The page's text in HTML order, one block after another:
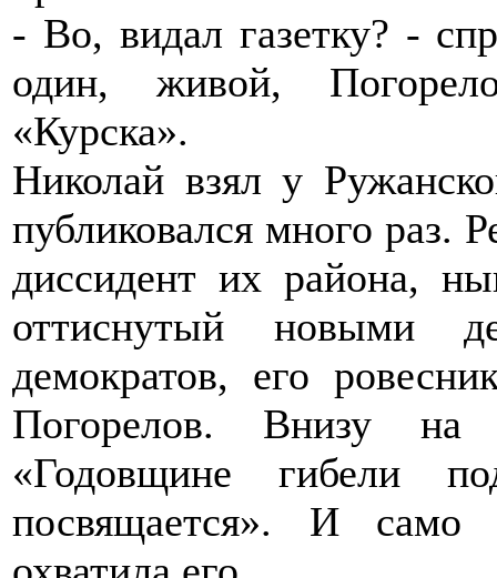
- Во, видал газетку? -
один, живой,
«Курска».
Николай взял у
публиковался много раз.
диссидент их района,
оттиснутый новыми
демократов, его
Погорелов. Внизу на
«Годовщине гибели
посвящается». И само